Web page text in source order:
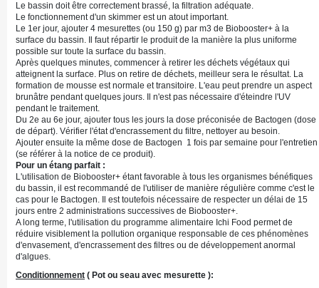
Le bassin doit être correctement brassé, la filtration adéquate.
Le fonctionnement d'un skimmer est un atout important.
Le 1er jour, ajouter 4 mesurettes (ou 150 g) par m3 de Biobooster+ à la
surface du bassin. Il faut répartir le produit de la manière la plus uniforme
possible sur toute la surface du bassin.
Après quelques minutes, commencer à retirer les déchets végétaux qui
atteignent la surface. Plus on retire de déchets, meilleur sera le résultat. La
formation de mousse est normale et transitoire. L'eau peut prendre un aspect
brunâtre pendant quelques jours. Il n'est pas nécessaire d'éteindre l'UV
pendant le traitement.
Du 2e au 6e jour, ajouter tous les jours la dose préconisée de Bactogen (dose
de départ). Vérifier l'état d'encrassement du filtre, nettoyer au besoin.
Ajouter ensuite la même dose de Bactogen 1 fois par semaine pour l'entretien
(se référer à la notice de ce produit).
Pour un étang parfait :
L'utilisation de Biobooster+ étant favorable à tous les organismes bénéfiques
du bassin, il est recommandé de l'utiliser de manière régulière comme c'est le
cas pour le Bactogen. Il est toutefois nécessaire de respecter un délai de 15
jours entre 2 administrations successives de Biobooster+.
A long terme, l'utilisation du programme alimentaire Ichi Food permet de
réduire visiblement la pollution organique responsable de ces phénomènes
d'envasement, d'encrassement des filtres ou de développement anormal
d'algues.
Conditionnement ( Pot ou seau avec mesurette ):